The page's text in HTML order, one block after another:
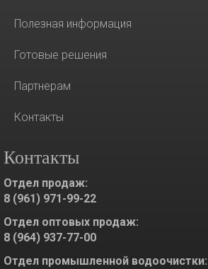
Полезная информация
Готовые решения
Партнерам
Контакты
Контакты
Отдел продаж:
8 (961) 971-99-22
Отдел оптовых продаж:
8 (964) 937-77-00
Отдел промышленной водоочистки: